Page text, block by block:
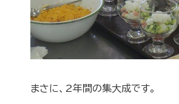
まさに、2年間の集大成です。